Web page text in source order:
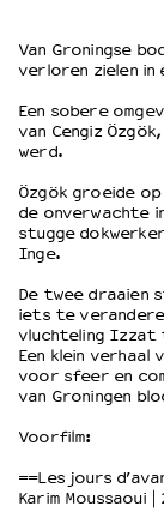
EDUCATIE
Filmprogramma’s
Filmprogramma’s
Speciale
Wat we doen
Werken bij
Wie is wie
Word vriend
Partners
Huisregels
Privacyverklaring
Van Groningse
verloren zielen in
Een sobere
van Cengiz
werd.
Özgök groeide
de onverwachte
stugge
Inge.
De twee draaien
iets te
vluchteling Izzat
Een klein
voor sfeer en
van Groningen
Voorfilm:
==Les jours
Karim Moussaoui |